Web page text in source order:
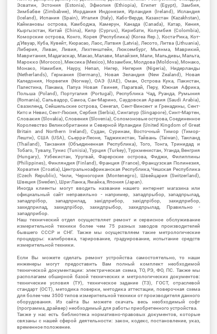
Эсватин, Эстония (Estonia), Эфиопия (Ethiopia), Египет (Egypt), Замбия,
Зимбабве (Zimbabwe), Иордания Индонезия, Ирландия (Ireland), Исландия
(Iceland), Испания (Spain), Италия (Italy), Кабо-Верде, Казахстан (Kazakhstan),
Каймановы острова, Камбоджа, Камерун, Канада (Canada), Катар, Кения,
Кыргызстан, Китай (China), Кипр (Cyprus), Кирибати, Колумбия (Colombia),
Коморские острова, Конго, Корея (Республика) (Korea Rep.), Коста-Рика, Кот-
д'Ивуар, Куба, Кувейт, Кюрасао, Лаос, Латвия (Latvia), Лесото, Литва (Lithuania),
Либерия, Ливан, Ливия, Лихтенштейн, Люксембург, Мьянма, Маврикий,
Мавритания, Мадагаскар, Макао, Малави, Малайзия, Мали, Мальдивы, Мальта,
Марокко (Morocco), Мексика (Mexico), Мозамбик, Молдова (Moldova), Монако,
Монако, Намибия, Науру, Непал, Нигер, Нигерия (Nigeria), Нидерланды
(Netherlands), Германия (Germany), Новая Зеландия (New Zealand), Новая
Каледония, Норвегия (Norway), ОАЭ (UAE), Оман, Острова Кука, Пакистан,
Палестина, Панама, Папуа Новая Гвинея, Парагвай, Перу, Южная Африка,
Польша (Poland), Португалия (Portugal), Республика Чад, Руанда, Румыния
(Romania), Сальвадор, Самоа, Сан-Марино, Саудовская Аравия (Saudi Arabia),
Свазиленд, Сейшельские острова, Сенегал, Сент-Винсент и Гренадины, Сент-
Китс и Невис, Сент-Люсия, Сербия (Serbia), Сингапур (Singapore), Синт-Мартен,
Словакия (Slovakia), Словения (Slovenia), Соломоновые острова, Соединенное
Королевство Великобритании и Северной Ирландии (United Kingdom of Great
Britain and Northern Ireland), Судан, Суринам, Восточный Тимор (Тимор-
Лешти), США (USA), Сьерра-Леоне, Таджикистан, Тайвань (Taiwan), Таиланд
(Thailand), Танзания (Объединенная Республика), Того, Тонга, Тринидад и
Тобаго, Тувалу, Тунис (Tunisia), Турция (Turkey), Туркменистан, Уганда, Венгрия
(Hungary), Узбекистан, Уругвай, Фарерские острова, Фиджи, Филиппины
(Philippines), Финляндия (Finland), Франция (France), Французская Полинезия,
Хорватия (Croatia), Центральноафриканская Республика, Чешская Республика
(Czech Republic), Чили, Черногория (Montenegro), Швейцария (Switzerland),
Швеция (Sweden), Шри-Ланка, Ямайка, Япония (Japan).
Иногда клиенты могут вводить название нашего интернет магазина или
официальный сайт неправильно - например, западпрыбор, западпрылад,
западпрібор, западприлад, західприбор, західпрібор, захидприбор,
захидприлад, захидпрібор, захидпрыбор, захидпрылад. Правильно -
западприбор.
Наш технический отдел осуществляет ремонт и сервисное обслуживание
измерительной техники более чем 75 разных заводов производителей
бывшего СССР и СНГ. Также мы осуществляем такие метрологические
процедуры: калибровка, тарирование, градуирование, испытание средств
измерительной техники.
Если Вы можете сделать ремонт устройства самостоятельно, то наши
инженеры могут предоставить Вам полный комплект необходимой
технической документации: электрическая схема, ТО, РЭ, ФО, ПС. Также мы
располагаем обширной базой технических и метрологических документов:
технические условия (ТУ), техническое задание (ТЗ), ГОСТ, отраслевой
стандарт (ОСТ), методика поверки, методика аттестации, поверочная схема
для более чем 3500 типов измерительной техники от производителя данного
оборудования. Из сайта Вы можете скачать весь необходимый софт
(программа, драйвер) необходимый для работы приобретенного устройства.
Также у нас есть библиотека нормативно-правовых документов, которые
связаны с нашей сферой деятельности: закон, кодекс, постановление, указ,
временное положение.